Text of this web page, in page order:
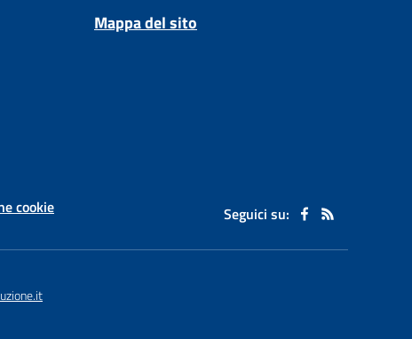
Mappa del sito
cookie Seguici su: